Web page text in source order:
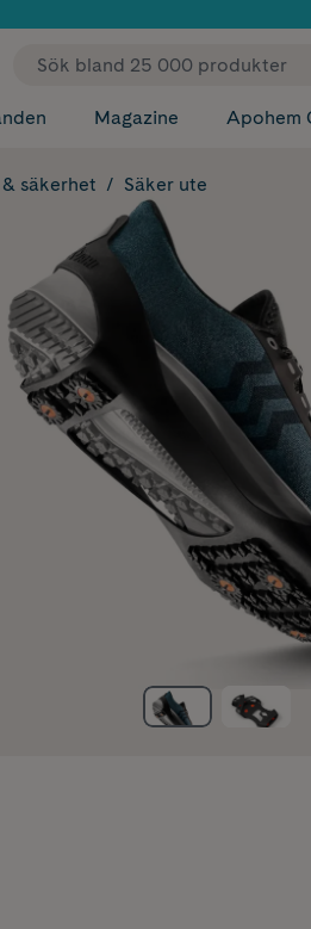
✓ Fri
Magazine Apohem
säkerhet Säker ute